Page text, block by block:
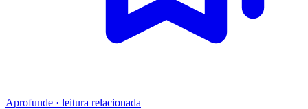
Aprofunde · leitura relacionada